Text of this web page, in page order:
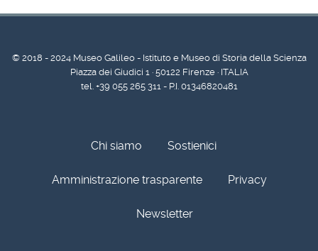
© 2018 - 2024 Museo Galileo - Istituto e Museo di Storia della Scienza
Piazza dei Giudici 1 · 50122 Firenze · ITALIA
tel. +39 055 265 311 - P.I. 01346820481
Chi siamo Sostienici
Amministrazione trasparente Privacy
Newsletter